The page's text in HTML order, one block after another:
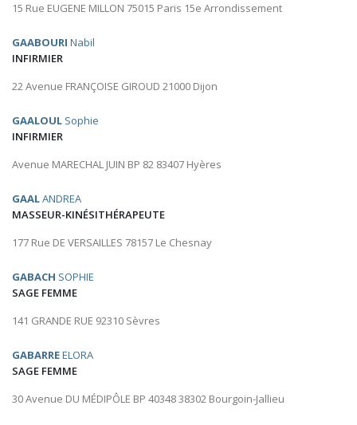
15 Rue EUGENE MILLON 75015 Paris 15e Arrondissement
GAABOURI Nabil
INFIRMIER
22 Avenue FRANÇOISE GIROUD 21000 Dijon
GAALOUL Sophie
INFIRMIER
Avenue MARECHAL JUIN BP 82 83407 Hyères
GAALANDREA
MASSEUR-KINÉSITHÉRAPEUTE
177 Rue DE VERSAILLES 78157 Le Chesnay
GABACH SOPHIE
SAGE FEMME
141 GRANDE RUE 92310 Sèvres
GABARREELORA
SAGE FEMME
30 Avenue DU MÉDIPÔLE BP 40348 38302 Bourgoin-Jallieu